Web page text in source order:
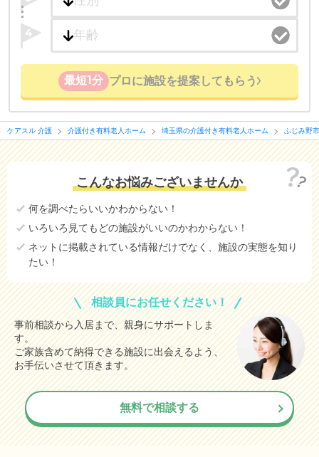
4
最短1分 プロに施設を提案してもらう
ケアスル 介護 介護付き有料老人ホーム 埼玉県の介護付き有料老人ホーム ふじみ野
こんなお悩みございませんか
何を調べたらいいかわからない！
いろいろ見てもどの施設がいいのかわからない！
ネットに掲載されている情報だけでなく、施設の実態を知り
たい！
相談員にお任せください！
事前相談から入居まで、親身にサポートしま
す。
ご家族含めて納得できる施設に出会えるよう、
お手伝いさせて頂きます。
無料で相談する